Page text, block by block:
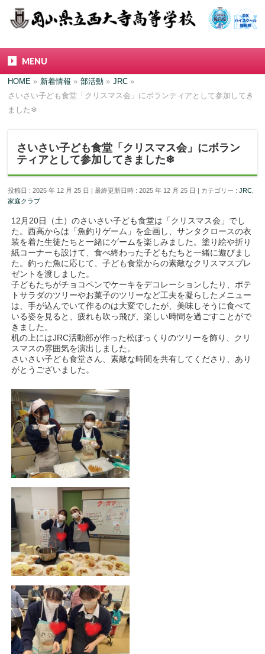
MENU
HOME » 新着情報 » 部活動 » JRC »
さいさい子ども食堂「クリスマス会」にボランティアとして参加してき
ました❄
さいさい子ども食堂「クリスマス会」にボラン
ティアとして参加してきました❄
投稿日 : 2025 年 12 月 25 日 最終更新日時 : 2025 年 12 月 25 日 カテゴリー :JRC
家庭クラブ
12月20日（土）のさいさい子ども食堂は「クリスマス会」でし
た。西高からは「魚釣りゲーム」を企画し、サンタクロースの衣
装を着た生徒たちと一緒にゲームを楽しみました。塗り絵や折り
紙コーナーも設けて、食べ終わった子どもたちと一緒に遊びまし
た。釣った魚に応じて、子ども食堂からの素敵なクリスマスプレ
ゼントを渡しました。
子どもたちがチョコペンでケーキをデコレーションしたり、ポテ
トサラダのツリーやお菓子のツリーなど工夫を凝らしたメニュー
は、手が込んでいて作るのは大変でしたが、美味しそうに食べて
いる姿を見ると、疲れも吹っ飛び、楽しい時間を過ごすことがで
きました。
机の上にはJRC活動部が作った松ぼっくりのツリーを飾り、クリ
スマスの雰囲気を演出しました。
さいさい子ども食堂さん、素敵な時間を共有してくださり、あり
がとうございました。